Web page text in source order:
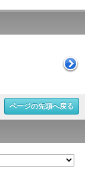
ページの先頭へ戻る